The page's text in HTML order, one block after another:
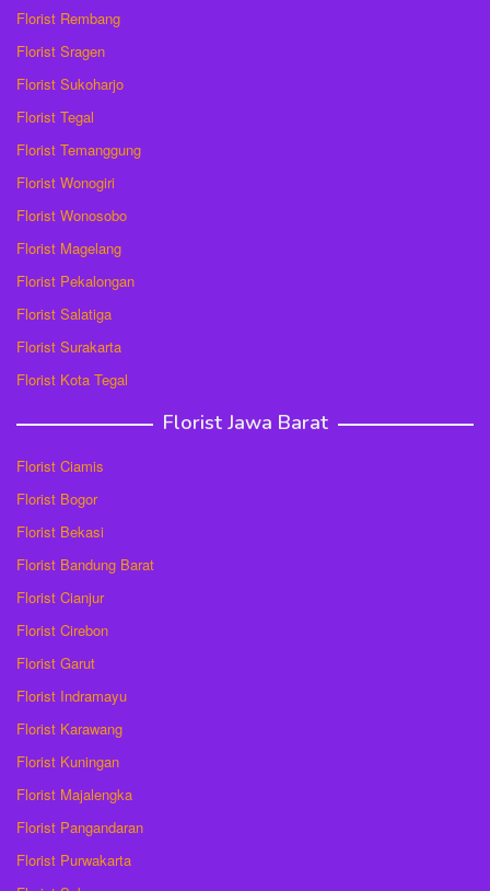
Florist Rembang
Florist Sragen
Florist Sukoharjo
Florist Tegal
Florist Temanggung
Florist Wonogiri
Florist Wonosobo
Florist Magelang
Florist Pekalongan
Florist Salatiga
Florist Surakarta
Florist Kota Tegal
Florist Jawa Barat
Florist Ciamis
Florist Bogor
Florist Bekasi
Florist Bandung Barat
Florist Cianjur
Florist Cirebon
Florist Garut
Florist Indramayu
Florist Karawang
Florist Kuningan
Florist Majalengka
Florist Pangandaran
Florist Purwakarta